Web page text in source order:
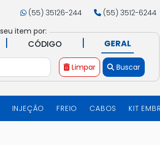
(55) 35126-244 (55) 3512-6244
item por:
| CÓDIGO | GERAL
Limpar Buscar
INJEÇÃO FREIO CABOS KIT